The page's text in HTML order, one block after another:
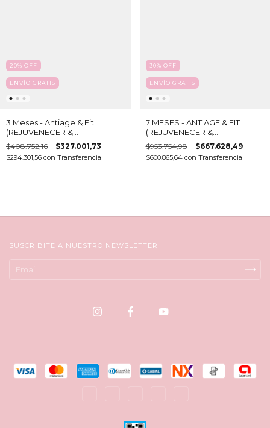
20% OFF
ENVÍO GRATIS
3 Meses - Antiage & Fit
(REJUVENECER &
ADELGAZAR) - Colágeno
hidrolizado bebible
$408.752,16 $327.001,73
$294.301,56 con Transferencia
30% OFF
ENVÍO GRATIS
7 MESES - ANTIAGE & FIT
(REJUVENECER &
ADELGAZAR) - Colágeno
hidrolizado bebible
$953.754,98 $667.628,49
$600.865,64 con Transferencia
SUSCRIBITE A NUESTRO NEWSLETTER